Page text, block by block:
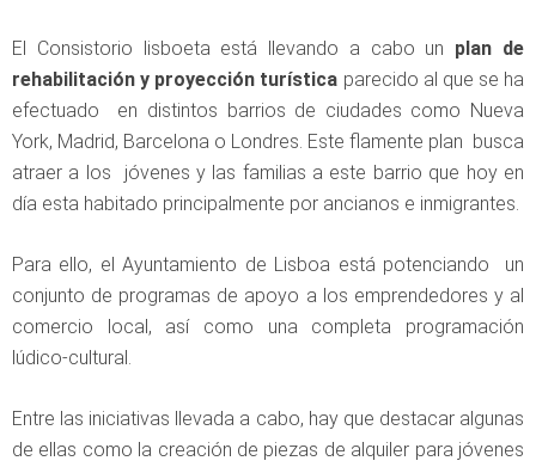
El Consistorio lisboeta está llevando a cabo un plan de
rehabilitación y proyección turística parecido al que se ha
efectuado en distintos barrios de ciudades como Nueva
York, Madrid, Barcelona o Londres. Este flamente plan busca
atraer a los jóvenes y las familias a este barrio que hoy en
día esta habitado principalmente por ancianos e inmigrantes.
Para ello, el Ayuntamiento de Lisboa está potenciando un
conjunto de programas de apoyo a los emprendedores y al
comercio local, así como una completa programación
lúdico-cultural.
Entre las iniciativas llevada a cabo, hay que destacar algunas
de ellas como la creación de piezas de alquiler para jóvenes